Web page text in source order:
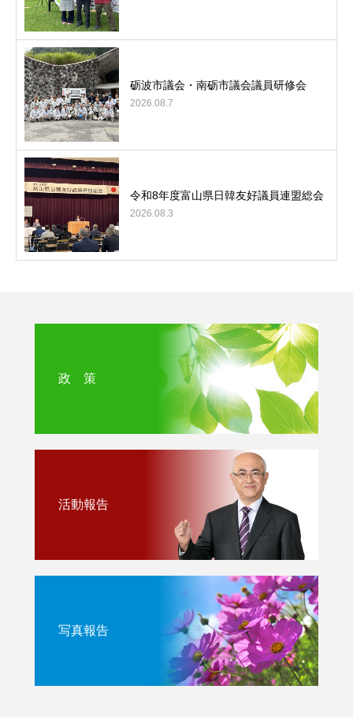
砺波市議会・南砺市議会議員研修会
2026.08.7
令和8年度富山県日韓友好議員連盟総会
2026.08.3
政 策
活動報告
写真報告